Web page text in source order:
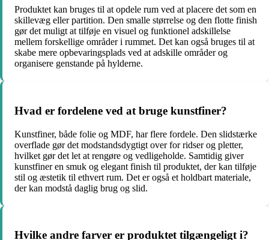
Produktet kan bruges til at opdele rum ved at placere det som en
skillevæg eller partition. Den smalle størrelse og den flotte finish
gør det muligt at tilføje en visuel og funktionel adskillelse
mellem forskellige områder i rummet. Det kan også bruges til at
skabe mere opbevaringsplads ved at adskille områder og
organisere genstande på hylderne.
Hvad er fordelene ved at bruge kunstfiner?
Kunstfiner, både folie og MDF, har flere fordele. Den slidstærke
overflade gør det modstandsdygtigt over for ridser og pletter,
hvilket gør det let at rengøre og vedligeholde. Samtidig giver
kunstfiner en smuk og elegant finish til produktet, der kan tilføje
stil og æstetik til ethvert rum. Det er også et holdbart materiale,
der kan modstå daglig brug og slid.
Hvilke andre farver er produktet tilgængeligt i?